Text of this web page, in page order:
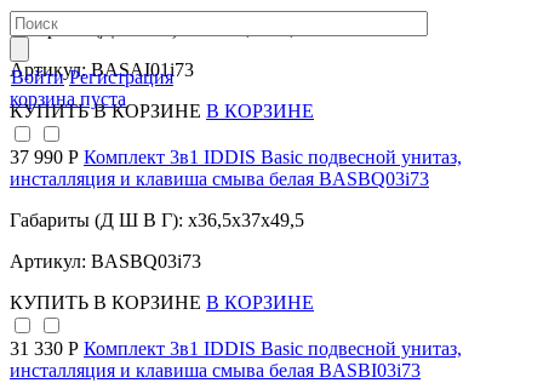
Войти Регистрация
корзина пуста
Габариты (Д Ш В Г): x36x35,5x52,5
Артикул: BASAI01i73
КУПИТЬ В КОРЗИНЕ В КОРЗИНЕ
37 990 Р Комплект 3в1 IDDIS Basic подвесной унитаз,
инсталляция и клавиша смыва белая BASBQ03i73
Габариты (Д Ш В Г): x36,5x37x49,5
Артикул: BASBQ03i73
КУПИТЬ В КОРЗИНЕ В КОРЗИНЕ
31 330 Р Комплект 3в1 IDDIS Basic подвесной унитаз,
инсталляция и клавиша смыва белая BASBI03i73